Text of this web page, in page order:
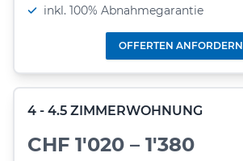
inkl. 100% Abnahmegarantie
OFFERTEN ANFORDERN
4 - 4.5 ZIMMERWOHNUNG
CHF 1'020 – 1'380